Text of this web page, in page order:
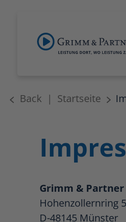
Back | Startseite
Grimm &
Hohenzollernring
D-48145 Münster